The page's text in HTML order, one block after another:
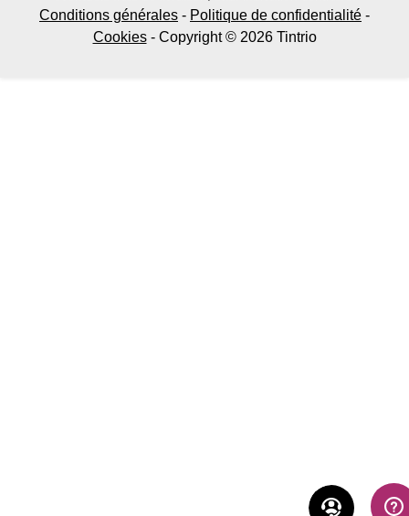
Conditions générales - Politique de confidentialité -
Cookies- Copyright © 2026 Tintrio